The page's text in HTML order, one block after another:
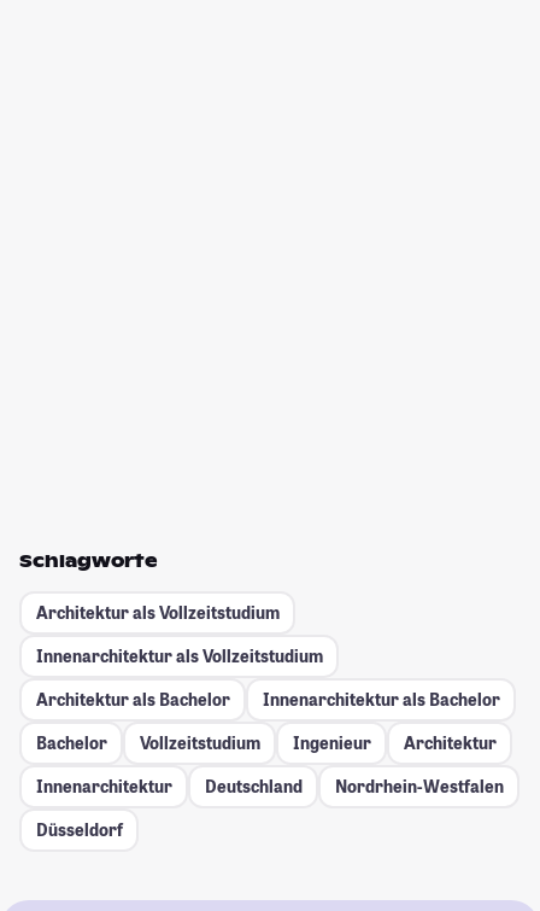
Schlagworte
Architektur als Vollzeitstudium
Innenarchitektur als Vollzeitstudium
Architektur als Bachelor
Innenarchitektur als Bachelor
Bachelor
Vollzeitstudium Ingenieur
Architektur
Innenarchitektur
Deutschland
Nordrhein-Westfalen
Düsseldorf